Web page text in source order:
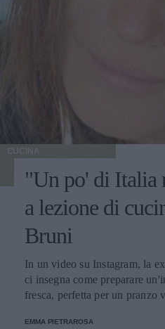
CUCINA
"Un po' di Italia
a lezione di
Bruni
In un video su Instagram, la
ci insegna come preparare
fresca, perfetta per un pranzo
EMMA PIETRAROSA